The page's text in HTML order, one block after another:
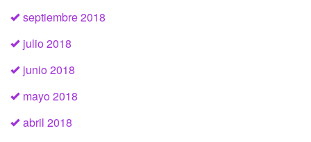
septiembre 2018
julio 2018
junio 2018
mayo 2018
abril 2018